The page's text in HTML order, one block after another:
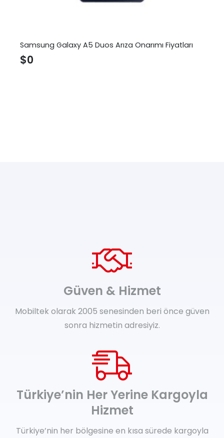
Samsung Galaxy A5 Duos Arıza Onarımı Fiyatları
$0
Güven & Hizmet
Mobiltek olarak 2005 senesinden beri önce güven
sonra hizmetin adresiyiz.
Türkiye’nin Her Yerine Kargoyla
Hizmet
Türkiye’nin her bölgesine en kısa sürede kargoyla